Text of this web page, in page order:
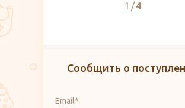
2 4
Сообщить о
Email*